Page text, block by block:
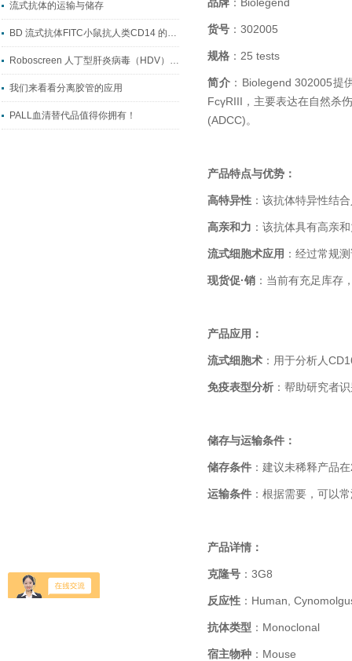
流式抗体的运输与储存
BD 流式抗体FITC小鼠抗人类CD14 的主要作用
Roboscreen 人丁型肝炎病毒（HDV）RNA定量试剂盒检测原理
我们来看看分离胶管的应用
PALL血清替代品值得你拥有！
货号 ：302005
规格 ：25 tests
简介 ：Biolegend 302005提
FcγRIII，主要表达在自然杀
(ADCC)。
产品特点与优势：
高特异性 ：该抗体特异性结
高亲和力 ：该抗体具有高亲
流式细胞术应用 ：经过常规
现货促·销 ：当前有充足库存
产品应用：
流式细胞术 ：用于分析人
免疫表型分析 ：帮助研究者
储存与运输条件：
储存条件 ：建议未稀释产品
运输条件 ：根据需要，可以
产品详情：
克隆号 ：3G8
反应性 ：Human,
抗体类型 ：Monoclonal
宿主物种 ：Mouse